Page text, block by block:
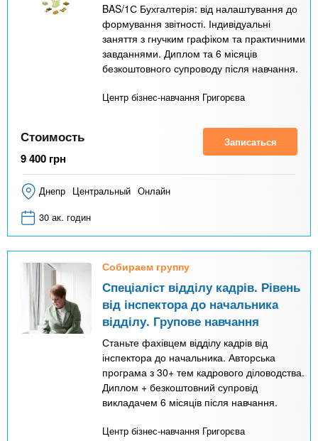
BAS/1С Бухгалтерія: від налаштування до
формування звітності. Індивідуальні
заняття з гнучким графіком та практичними
завданнями. Диплом та 6 місяців
безкоштовного супроводу після навчання.
Центр бізнес-навчання Григорєва
Стоимость
9 400 грн
Записаться
Днепр Центральный Онлайн
30 ак. годин
Собираем группу
Спеціаліст відділу кадрів. Рівень
від інспектора до начальника
відділу. Групове навчання
Станьте фахівцем відділу кадрів від
інспектора до начальника. Авторська
програма з 30+ тем кадрового діловодства.
Диплом + безкоштовний супровід
викладачем 6 місяців після навчання.
Центр бізнес-навчання Григорєва